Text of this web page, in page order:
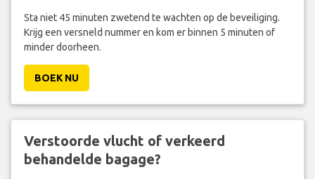
Sta niet 45 minuten zwetend te wachten op de beveiliging.
Krijg een versneld nummer en kom er binnen 5 minuten of
minder doorheen.
BOEK NU
Verstoorde vlucht of verkeerd
behandelde bagage?